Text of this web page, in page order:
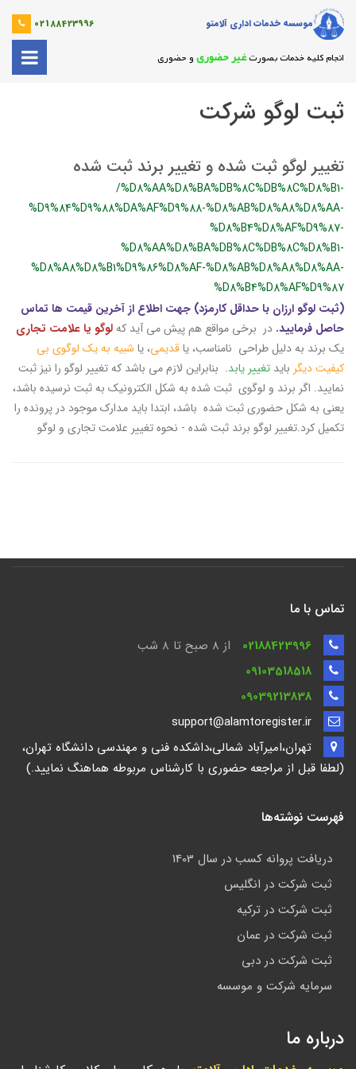
موسسه خدمات اداری آلامتو 02188423996
انجام کلیه خدمات بصورتغیر حضوری و حضوری
ثبت لوگو شرکت
تغییر لوگو ثبت شده و تغییر برند ثبت شده
/%D8%AA%D8%BA%DB%8C%DB%8C%D8%B1-
%D9%84%D9%88%DA%AF%D9%88-%D8%AB%D8%A8%D8%AA-
%D8%B4%D8%AF%D9%87-
%D8%AA%D8%BA%DB%8C%DB%8C%D8%B1-
%D8%A8%D8%B1%D9%86%D8%AF-%D8%AB%D8%A8%D8%AA-
%D8%B4%D8%AF%D9%87
(ثبت لوگو ارزان با حداقل کارمزد) جهت اطلاع از آخرین قیمت ها تماس
حاصل فرمایید. در برخی مواقع هم پیش می آید کهلوگو یا علامت تجاری
یک برند به دلیل طراحی نامناسب، یاقدیمی، یا شبیه به یک لوگوی بی
کیفیت دیگر باید تغییر یابد. بنابراین لازم می باشد که تغییر لوگو را نیز ثبت
نمایید. اگر برند و لوگوی ثبت شده به شکل الکترونیک به ثبت نرسیده باشد،
یعنی به شکل حضوری ثبت شده باشد، ابتدا باید مدارک موجود در پرونده را
تکمیل کرد.تغییر لوگو برند ثبت شده - نحوه تغییر علامت تجاری و لوگو
تماس با ما
02188423996
از 8 صبح تا ۸ شب
09103518518
09039213838
support@alamtoregister.ir
تهران،امیرآباد شمالی،داشکده فنی و مهندسی دانشگاه تهران،
(لطفا قبل از مراجعه حضوری با کارشناس مربوطه هماهنگ نمایید.)
فهرست نوشته‌ها
دریافت پروانه کسب در سال 1403
ثبت شرکت در انگلیس
ثبت شرکت در ترکیه
ثبت شرکت در عمان
ثبت شرکت در دبی
سرمایه شرکت و موسسه
درباره ما